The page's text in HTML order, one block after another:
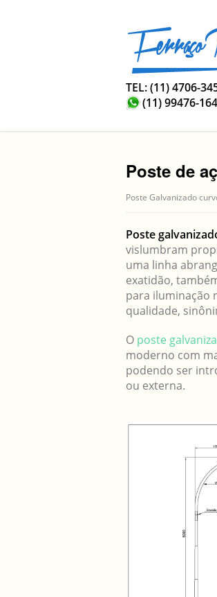
TEL: (11) 4706-
(11) 99476-
Poste de
Poste Galvanizado
Poste
vislumbram
uma linha
exatidão,
para iluminação
qualidade,
O poste
moderno com
podendo ser
ou externa.